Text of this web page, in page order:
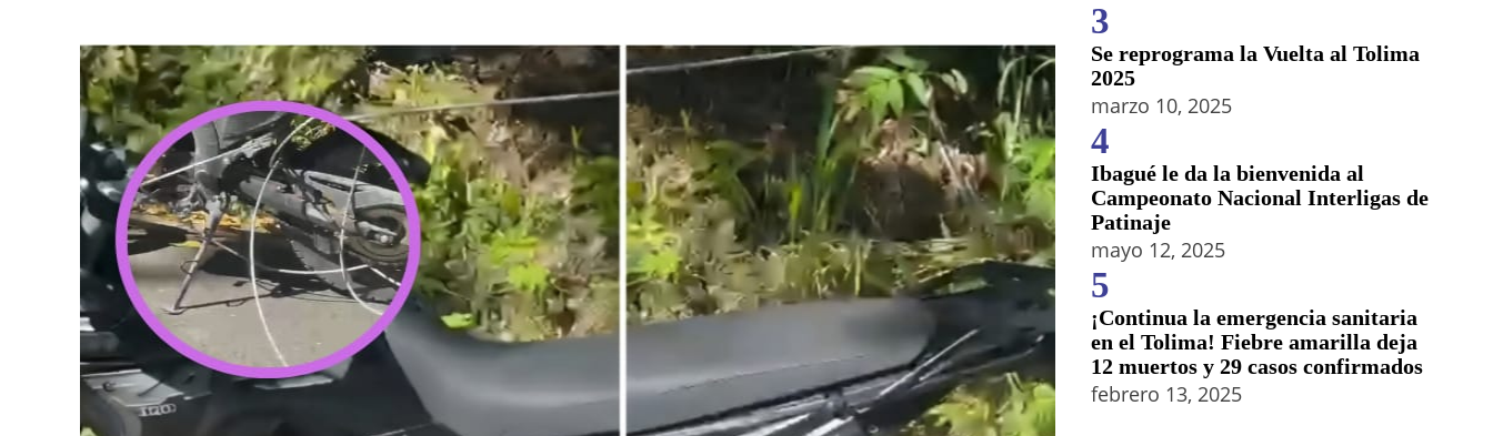
3
Se reprograma la Vuelta al Tolima
2025
marzo 10, 2025
4
Ibagué le da la bienvenida al
Campeonato Nacional Interligas de
Patinaje
mayo 12, 2025
5
¡Continua la emergencia sanitaria
en el Tolima! Fiebre amarilla deja
12 muertos y 29 casos confirmados
febrero 13, 2025